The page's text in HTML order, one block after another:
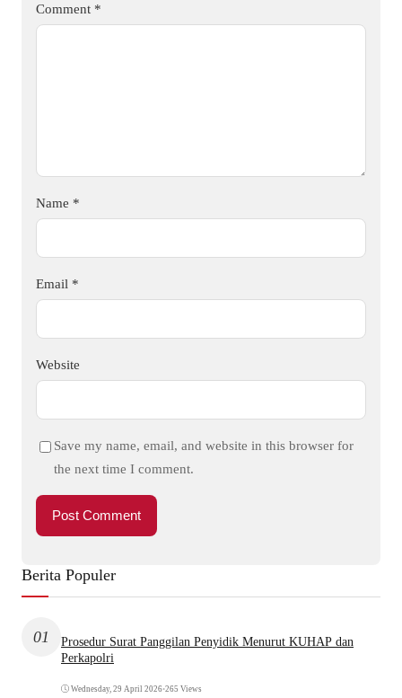
Comment *
Name *
Email *
Website
Save my name, email, and website in this browser for
the next time I comment.
Berita Populer
01
Prosedur Surat Panggilan Penyidik Menurut KUHAP dan
Perkapolri
Wednesday, 29 April 2026•265 Views